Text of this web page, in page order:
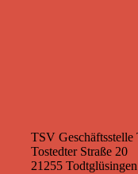
TSV Geschäftsstelle
Tostedter Straße 20
21255 Todtglüsingen